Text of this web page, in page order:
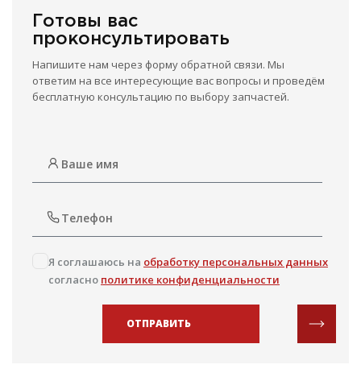
Готовы вас
проконсультировать
Напишите нам через форму обратной связи. Мы
ответим на все интересующие вас вопросы и проведём
бесплатную консультацию по выбору запчастей.
Я соглашаюсь на обработку персональных данных
согласно политике конфиденциальности
ОТПРАВИТЬ